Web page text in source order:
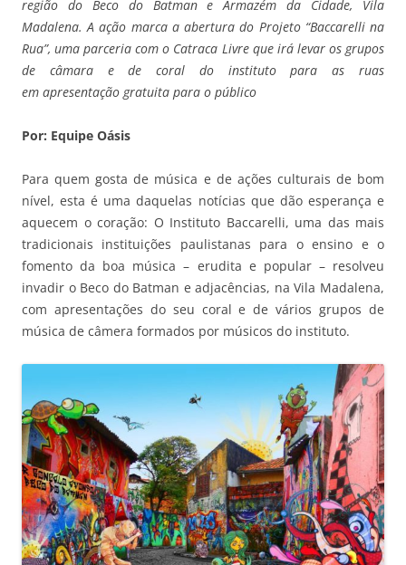
região do Beco do Batman e Armazém da Cidade, Vila
Madalena. A ação marca a abertura do Projeto “Baccarelli na
Rua”, uma parceria com o Catraca Livre que irá levar os grupos
de câmara e de coral do instituto para as ruas
em apresentação gratuita para o público
Por: Equipe Oásis
Para quem gosta de música e de ações culturais de bom
nível, esta é uma daquelas notícias que dão esperança e
aquecem o coração: O Instituto Baccarelli, uma das mais
tradicionais instituições paulistanas para o ensino e o
fomento da boa música – erudita e popular – resolveu
invadir o Beco do Batman e adjacências, na Vila Madalena,
com apresentações do seu coral e de vários grupos de
música de câmera formados por músicos do instituto.